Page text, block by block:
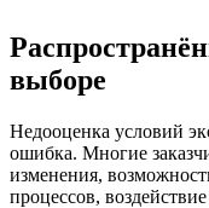
выборе
Недооценка условий
ошибка. Многие
изменения,
процессов,